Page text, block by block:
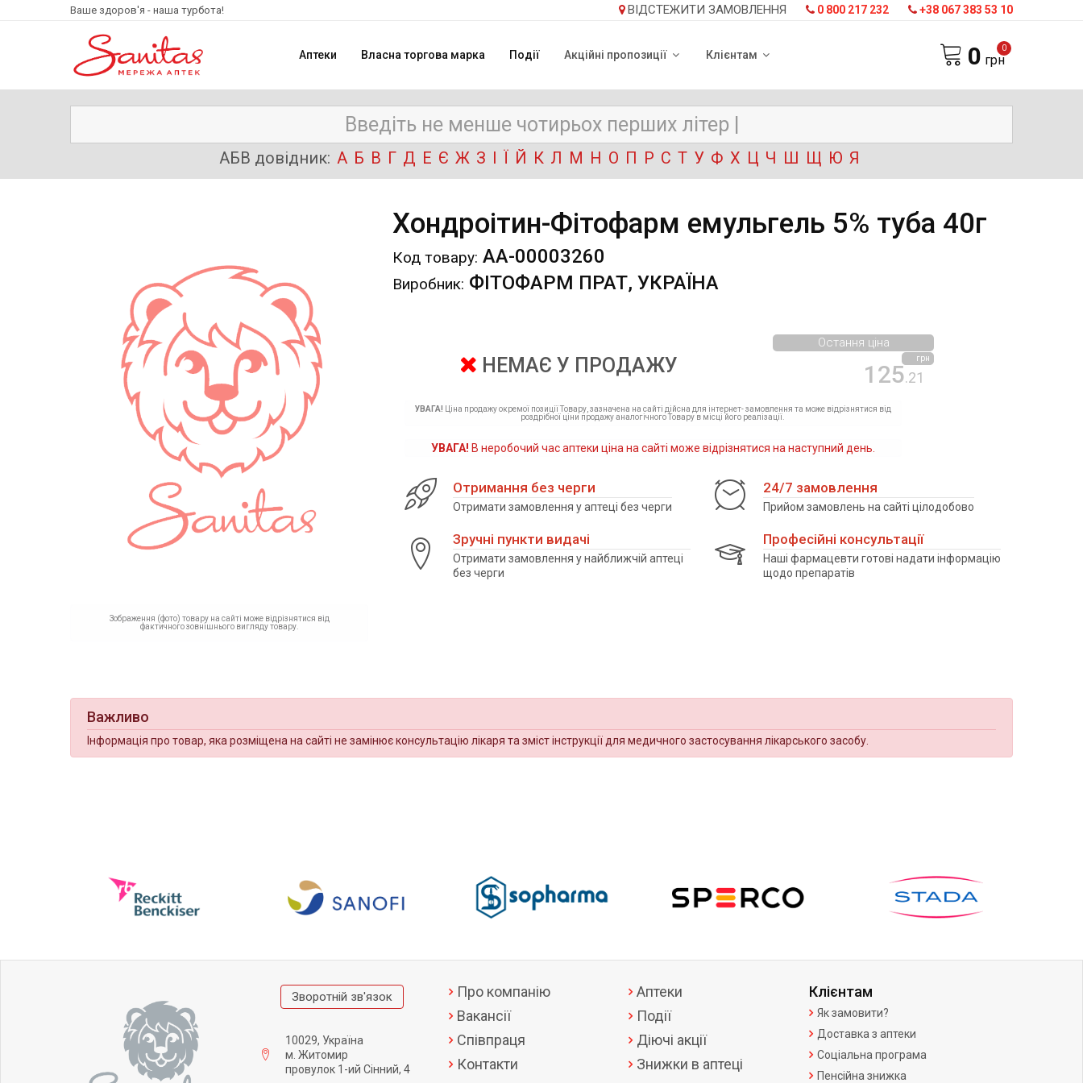
Ваше здоров'я - наша турбота! ВІДСТЕЖИТИ ЗАМОВЛЕННЯ 0 800 217 232 +38 067 383 53 10
Аптеки Власна торгова марка Події Акційні пропозиції Клієнтам
0
0 грн
АБВ довідник: А Б В Г Д Е Є Ж З І Ї Й К Л М Н О П Р С Т У Ф Х Ц Ч Ш Щ Ю Я
Зображення (фото) товару на сайті може відрізнятися від
фактичного зовнішнього вигляду товару.
Хондроітин-Фітофарм емульгель 5% туба 40г
Код товару: АА-00003260
Виробник: ФІТОФАРМ ПРАТ, УКРАЇНА
НЕМАЄ У ПРОДАЖУ 125.21
грн
Остання ціна
УВАГА! Ціна продажу окремої позиції Товару, зазначена на сайті дійсна для інтернет- замовлення та може відрізнятися від
роздрібної ціни продажу аналогічного Товару в місці його реалізації.
УВАГА! В неробочий час аптеки ціна на сайті може відрізнятися на наступний день.
Отримання без черги
Отримати замовлення у аптеці без черги
24/7 замовлення
Прийом замовлень на сайті цілодобово
Зручні пункти видачі
Отримати замовлення у найближчій аптеці
без черги
Професійні консультації
Наші фармацевти готові надати інформацію
щодо препаратів
Важливо
Інформація про товар, яка розміщена на сайті не замінює консультацію лікаря та зміст інструкції для медичного застосування лікарського засобу.
Зворотній зв'язок
10029, Україна
м. Житомир
провулок 1-ий Сінний, 4
Про компанію
Вакансії
Співпраця
Контакти
Аптеки
Події
Діючі акції
Знижки в аптеці
Клієнтам
Як замовити?
Доставка з аптеки
Соціальна програма
Пенсійна знижка